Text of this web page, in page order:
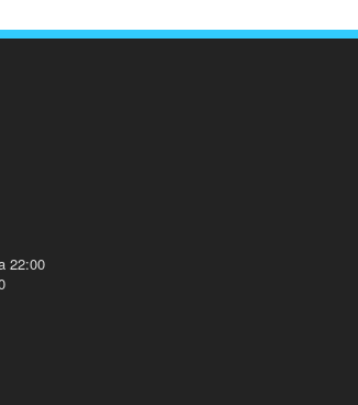
22:00